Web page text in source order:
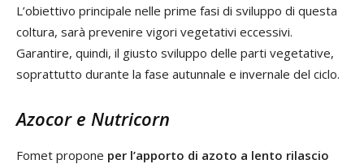
L’obiettivo principale nelle prime fasi di sviluppo di questa
coltura, sarà prevenire vigori vegetativi eccessivi.
Garantire, quindi, il giusto sviluppo delle parti vegetative,
soprattutto durante la fase autunnale e invernale del ciclo.
Azocor e Nutricorn
Fomet propone per l’apporto di azoto a lento rilascio